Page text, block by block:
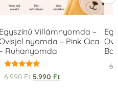
Egyszínű Villámnyomda –
nyomda – Pink Cica
– Ruhanyomda
Értékelés:
5.00
6.990Ft 5.990 Ft